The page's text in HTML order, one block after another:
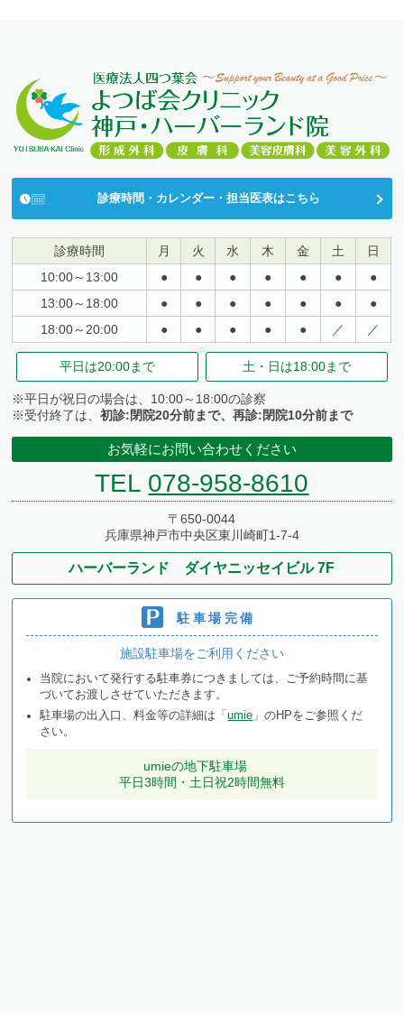
診療時間・カレンダー・担当医表はこちら
診療時間 月 火 水 木 金 土
日
10:00～13:00
● ● ● ● ● ●
●
13:00～18:00
● ● ● ● ● ●
●
18:00～20:00
● ● ● ● ● ／ ／
平日は20:00まで 土・日は18:00まで
※平日が祝日の場合は、10:00～18:00の診察
※受付終了は、初診:閉院20分前まで、再診:閉院10分前まで
お気軽にお問い合わせください
TEL 078-958-8610
〒650-0044
兵庫県神戸市中央区東川崎町1-7-4
ハーバーランド ダイヤニッセイビル 7F
駐車場完備
施設駐車場をご利用ください
当院において発行する駐車券につきましては、ご予約時間に基
づいてお渡しさせていただきます。
駐車場の出入口、料金等の詳細は「umie 」のHPをご参照くだ
さい。
umieの地下駐車場
平日3時間・土日祝2時間無料